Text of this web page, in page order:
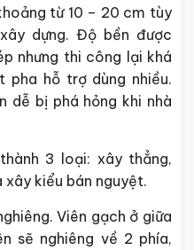
từ 10 – 20 cm tùy
dựng. Độ bền được
nhưng thi công lại khá
pha hỗ trợ dùng nhiều.
dễ bị phá hỏng khi nhà
3 loại: xây thẳng,
xây kiểu bán nguyệt.
Viên gạch ở giữa
sẽ nghiêng về 2 phía,